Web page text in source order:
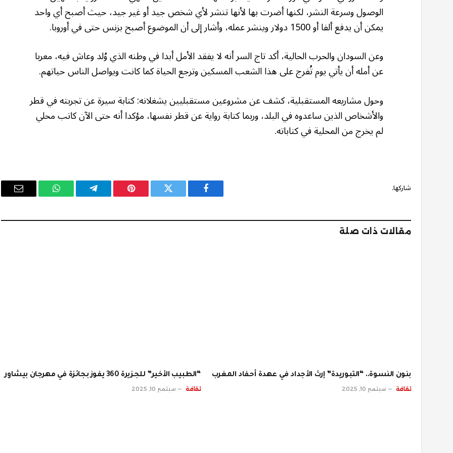
الوصول وسرعة النشر، لكنها أضرت بها لأنها تنشر لأي شخص جيد أو غير جيد، حيث أصبح أي واحد
يمكن أن يدفع ألفا أو 1500 دولار وينشر عمله، وأشار إلى أن الموضوع أصبح بزنس حتى في أوروبا.
وعن السودان والحرب الحالية، أكد تاج السر أنه لا يفقد الأمل أبدا في وطنه الذي وُلد وعاش فيه، معربا
عن أمله أن يأتي يوم تُفرج على هذا الشعب المسكين وترجع الحياة كما كانت ويواصل الناس حياتهم.
وحول مشاريعه المستقبلية، كشف عن مشروعين مستقبليين يشغلانه: كتابة سيرة عن تجربته في قطر
والأشخاص الذين ساعدوه في البلد، وربما كتابة رواية عن قطر نفسها، مؤكدا أنه حتى الآن كاتب محلي
لم يخرج من المحلية في كتاباته.
شاركها.
فيسبوك تويتر بينتيريستتيلقرام واتساب
البريد
مقالات ذات صلة
بنون النسوة.. “التبوريدة” إرث الأجداد في عهدة أحفاد المغرب
ثقافة سبتمبر 10, 2025
“الطبيب الأخير” للجزيرة 360 يفوز بجائزة في مهرجان بيشاور
ثقافة سبتمبر 10, 2025